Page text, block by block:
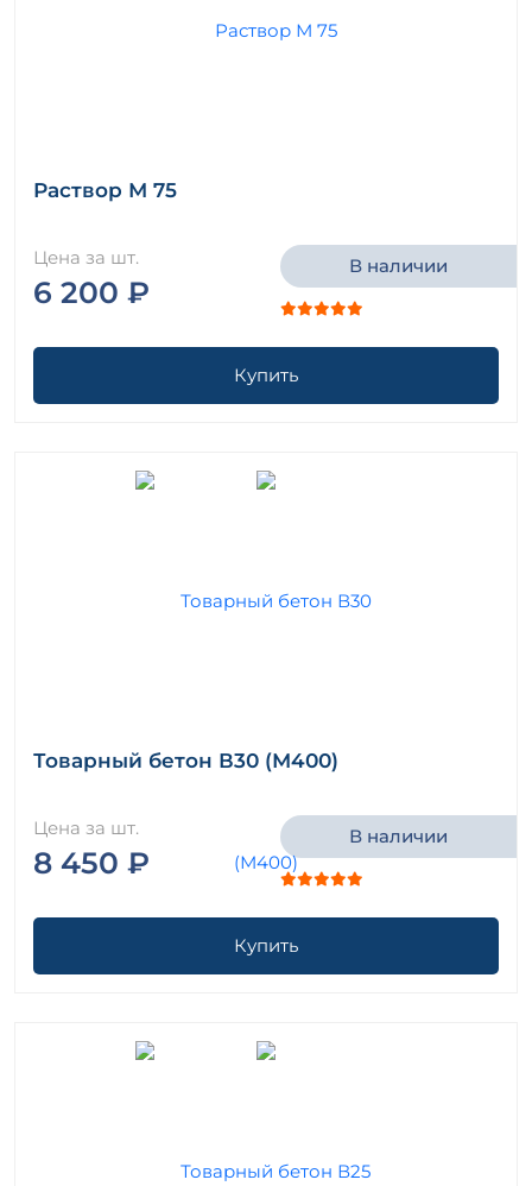
Раствор М 75
Цена за шт.
6 200 ₽
В наличии
Купить
Товарный бетон В30 (М400)
Цена за шт.
8 450 ₽
В наличии
Купить